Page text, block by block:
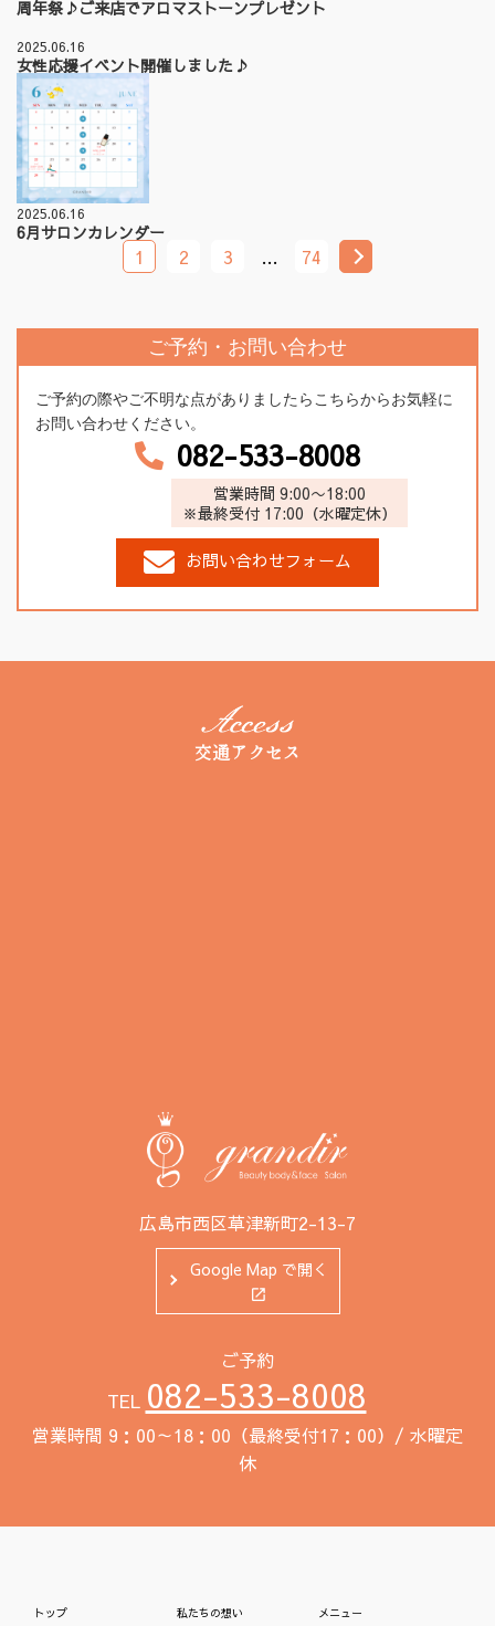
周年祭♪ご来店でアロマストーンプレゼント
2025.06.16
女性応援イベント開催しました♪
2025.06.16
6月サロンカレンダー
1 2 3 … 74
ご予約・お問い合わせ
ご予約の際やご不明な点がありましたらこちらからお気軽に
お問い合わせください。
082-533-8008
営業時間 9:00〜18:00
※最終受付 17:00（水曜定休）
お問い合わせフォーム
交通アクセス
広島市西区草津新町2-13-7
Google Map で開く
ご予約
TEL 082-533-8008
営業時間 9：00～18：00（最終受付17：00）/ 水曜定
休
トップ 私たちの想い メニュー